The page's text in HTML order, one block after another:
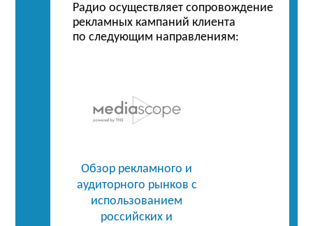
Радио осуществляет сопровождение
рекламных кампаний клиента
по следующим направлениям:
Обзор рекламного и
аудиторного рынков с
использованием
российских и